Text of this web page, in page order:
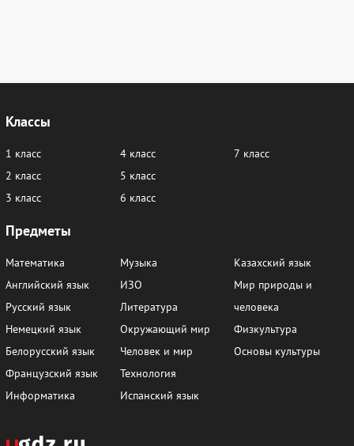
Классы
1 класс
2 класс
3 класс
4 класс
5 класс
6 класс
7 класс
Предметы
Математика
Английский язык
Русский язык
Немецкий язык
Белорусский язык
Французский язык
Информатика
Музыка
ИЗО
Литература
Окружающий мир
Человек и мир
Технология
Испанский язык
Казахский язык
Мир природы и
человека
Физкультура
Основы культуры